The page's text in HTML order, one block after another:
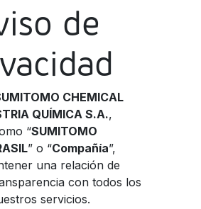
Brazil
Chile
Costa Rica
Ecuador
El Salvador
Guatemala
de uso
de datos personales
Linkedin
de
CHEMICAL
QUÍMICA S.A.,
“SUMITOMO
” o “Compañía”,
una relación de
con todos los
servicios.